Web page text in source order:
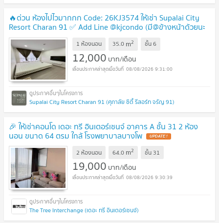
🔥ด่วน ห้องไปไวมากกก Code: 26KJ3574 ให้เช่า Supalai City
Resort Charan 91 ✅ Add Line @kjcondo (มี@ข้างหน้าด้วยนะ
คะ) UPDATE !
1 ห้องนอน 35.0 m2 ชั้น6
12,000 บาท/เดือน
08/08/2026 9:31:00
Supalai City Resort Charan 91 (ศุภาลัย ซิตี้ รีสอร์ท จรัญ 91)
🎉 ให้เช่าคอนโด เดอะ ทรี อินเตอร์เชนจ์ อาคาร A ชั้น 31 2 ห้อง
นอน ขนาด 64 ตรม ใกล้ โรงพยาบาลบางโพ UPDATE !
2 ห้องนอน 64.0 m2 ชั้น 31
19,000 บาท/เดือน
08/08/2026 9:30:39
The Tree Interchange (เดอะ ทรี อินเตอร์เชนจ์)